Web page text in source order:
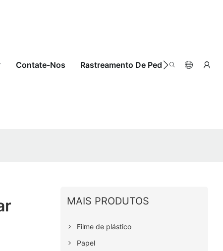
Contate-Nos Rastreamento De Pedidos
MAIS PRODUTOS
Filme de plástico
Papel